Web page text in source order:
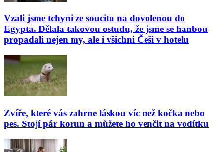
Vzali jsme tchyni ze soucitu na dovolenou do
Egypta. Dělala takovou ostudu, že jsme se hanbou
propadali nejen my, ale i všichni Češi v hotelu
Zvíře, které vás zahrne láskou víc než kočka nebo
pes. Stojí pár korun a můžete ho venčit na vodítku